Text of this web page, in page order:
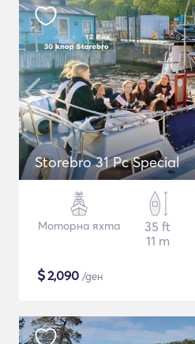
Storebro 31 Pc Special
Моторна яхта
35 ft
11 m
$2,090 /ден